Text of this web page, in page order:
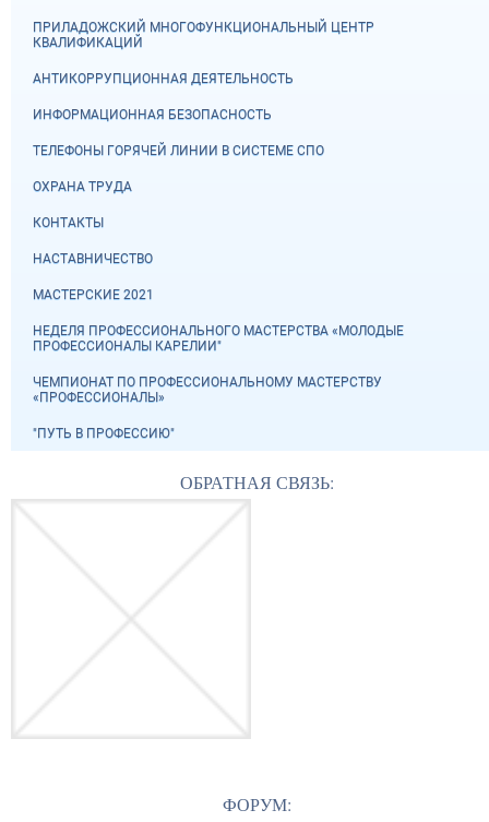
ПРИЛАДОЖСКИЙ МНОГОФУНКЦИОНАЛЬНЫЙ ЦЕНТР
КВАЛИФИКАЦИЙ
АНТИКОРРУПЦИОННАЯ ДЕЯТЕЛЬНОСТЬ
ИНФОРМАЦИОННАЯ БЕЗОПАСНОСТЬ
ТЕЛЕФОНЫ ГОРЯЧЕЙ ЛИНИИ В СИСТЕМЕ СПО
ОХРАНА ТРУДА
КОНТАКТЫ
НАСТАВНИЧЕСТВО
МАСТЕРСКИЕ 2021
НЕДЕЛЯ ПРОФЕССИОНАЛЬНОГО МАСТЕРСТВА «МОЛОДЫЕ
ПРОФЕССИОНАЛЫ КАРЕЛИИ"
ЧЕМПИОНАТ ПО ПРОФЕССИОНАЛЬНОМУ МАСТЕРСТВУ
«ПРОФЕССИОНАЛЫ»
"ПУТЬ В ПРОФЕССИЮ"
ОБРАТНАЯ СВЯЗЬ:
ФОРУМ: